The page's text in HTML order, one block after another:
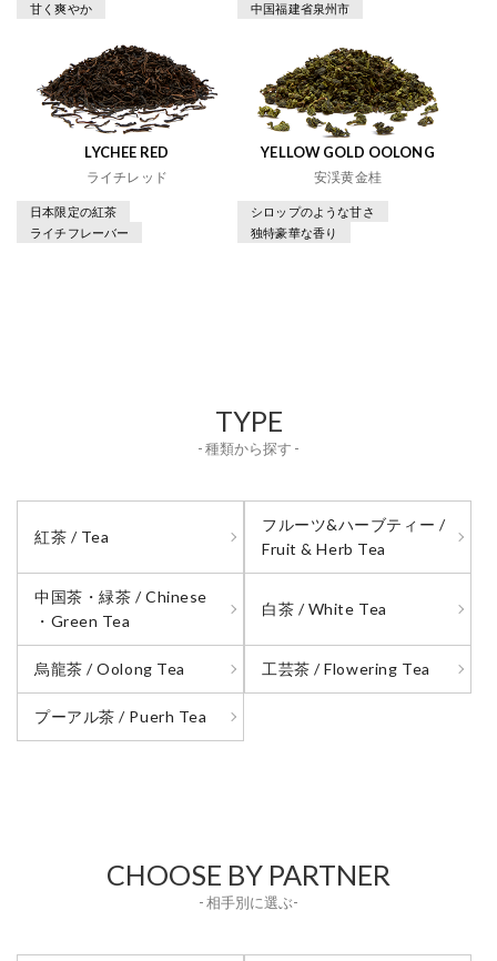
甘く爽やか
中国福建省泉州市
LYCHEE RED
ライチレッド
日本限定の紅茶
ライチフレーバー
YELLOW GOLD OOLONG
安渓黄金桂
シロップのような甘さ
独特豪華な香り
TYPE
- 種類から探す -
紅茶 / Tea
フルーツ&ハーブティー /
Fruit & Herb Tea
中国茶・緑茶 / Chinese
・Green Tea
白茶 / White Tea
烏龍茶 / Oolong Tea 工芸茶 / Flowering Tea
プーアル茶 / Puerh Tea
CHOOSE BY PARTNER
- 相手別に選ぶ-